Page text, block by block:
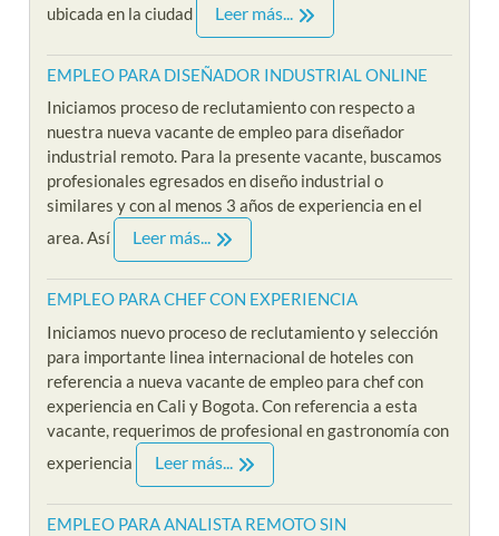
ubicada en la ciudad
Leer más...
EMPLEO PARA DISEÑADOR INDUSTRIAL ONLINE
Iniciamos proceso de reclutamiento con respecto a
nuestra nueva vacante de empleo para diseñador
industrial remoto. Para la presente vacante, buscamos
profesionales egresados en diseño industrial o
similares y con al menos 3 años de experiencia en el
area. Así
Leer más...
EMPLEO PARA CHEF CON EXPERIENCIA
Iniciamos nuevo proceso de reclutamiento y selección
para importante linea internacional de hoteles con
referencia a nueva vacante de empleo para chef con
experiencia en Cali y Bogota. Con referencia a esta
vacante, requerimos de profesional en gastronomía con
experiencia
Leer más...
EMPLEO PARA ANALISTA REMOTO SIN